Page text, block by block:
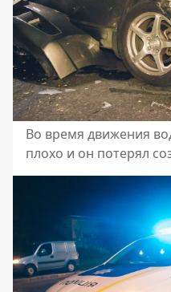
Во время движения
плохо и он потерял